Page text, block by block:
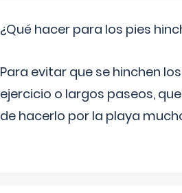
¿Qué hacer para los pies
Para evitar que se hinchen
ejercicio o largos paseos,
de hacerlo por la playa